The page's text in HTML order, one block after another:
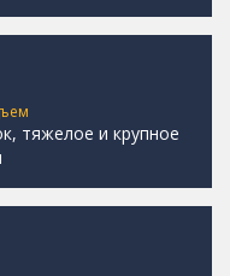
тяжелое и крупное